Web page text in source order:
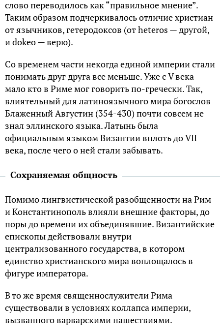
слово переводилось как “правильное мнение”.
Таким образом подчеркивалось отличие христиан
от язычников, гетеродоксов (от heteros — другой,
и dokeo — верю).
Со временем части некогда единой империи стали
понимать друг друга все меньше. Уже с V века
мало кто в Риме мог говорить по-гречески. Так,
влиятельный для латиноязычного мира богослов
Блаженный Августин (354-430) почти совсем не
знал эллинского языка. Латынь была
официальным языком Византии вплоть до VII
века, после чего о ней стали забывать.
Сохраняемая общность
Помимо лингвистической разобщенности на Рим
и Константинополь влияли внешние факторы, до
поры до времени их объединявшие. Византийские
епископы действовали внутри
централизованного государства, в котором
единство христианского мира воплощалось в
фигуре императора.
В то же время священнослужители Рима
существовали в условиях коллапса империи,
вызванного варварскими нашествиями.